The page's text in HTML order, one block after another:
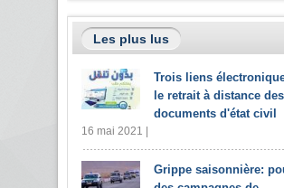
Les plus lus
Trois liens
le retrait à distance des
documents d'état civil
16 mai 2021 |
Grippe saisonnière: